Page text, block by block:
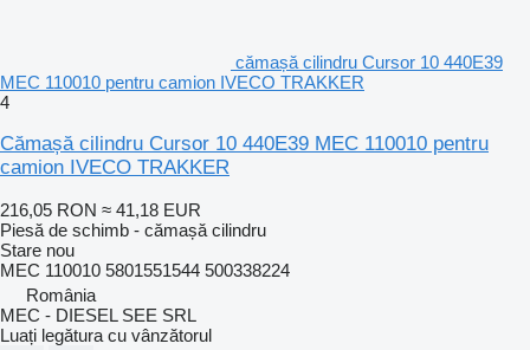
cămașă cilindru Cursor 10 440E39
MEC 110010 pentru camion IVECO TRAKKER
4
Cămașă cilindru Cursor 10 440E39 MEC 110010 pentru
camion IVECO TRAKKER
216,05 RON ≈ 41,18 EUR
Piesă de schimb - cămașă cilindru
Stare nou
MEC 110010 5801551544 500338224
România
MEC - DIESEL SEE SRL
Luați legătura cu vânzătorul